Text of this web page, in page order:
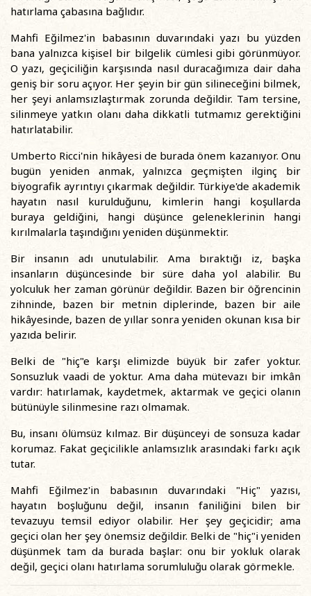
hatırlama çabasına bağlıdır.
Mahfi Eğilmez'in babasının duvarındaki yazı bu yüzden
bana yalnızca kişisel bir bilgelik cümlesi gibi görünmüyor.
O yazı, geçiciliğin karşısında nasıl duracağımıza dair daha
geniş bir soru açıyor. Her şeyin bir gün silineceğini bilmek,
her şeyi anlamsızlaştırmak zorunda değildir. Tam tersine,
silinmeye yatkın olanı daha dikkatli tutmamız gerektiğini
hatırlatabilir.
Umberto Ricci'nin hikâyesi de burada önem kazanıyor. Onu
bugün yeniden anmak, yalnızca geçmişten ilginç bir
biyografik ayrıntıyı çıkarmak değildir. Türkiye'de akademik
hayatın nasıl kurulduğunu, kimlerin hangi koşullarda
buraya geldiğini, hangi düşünce geleneklerinin hangi
kırılmalarla taşındığını yeniden düşünmektir.
Bir insanın adı unutulabilir. Ama bıraktığı iz, başka
insanların düşüncesinde bir süre daha yol alabilir. Bu
yolculuk her zaman görünür değildir. Bazen bir öğrencinin
zihninde, bazen bir metnin diplerinde, bazen bir aile
hikâyesinde, bazen de yıllar sonra yeniden okunan kısa bir
yazıda belirir.
Belki de "hiç"e karşı elimizde büyük bir zafer yoktur.
Sonsuzluk vaadi de yoktur. Ama daha mütevazı bir imkân
vardır: hatırlamak, kaydetmek, aktarmak ve geçici olanın
bütünüyle silinmesine razı olmamak.
Bu, insanı ölümsüz kılmaz. Bir düşünceyi de sonsuza kadar
korumaz. Fakat geçicilikle anlamsızlık arasındaki farkı açık
tutar.
Mahfi Eğilmez'in babasının duvarındaki "Hiç" yazısı,
hayatın boşluğunu değil, insanın faniliğini bilen bir
tevazuyu temsil ediyor olabilir. Her şey geçicidir; ama
geçici olan her şey önemsiz değildir. Belki de "hiç"i yeniden
düşünmek tam da burada başlar: onu bir yokluk olarak
değil, geçici olanı hatırlama sorumluluğu olarak görmekle.